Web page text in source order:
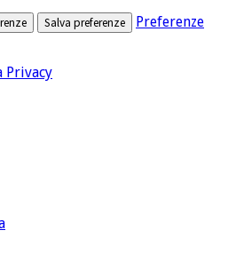
Salva preferenze Preferenze
Privacy